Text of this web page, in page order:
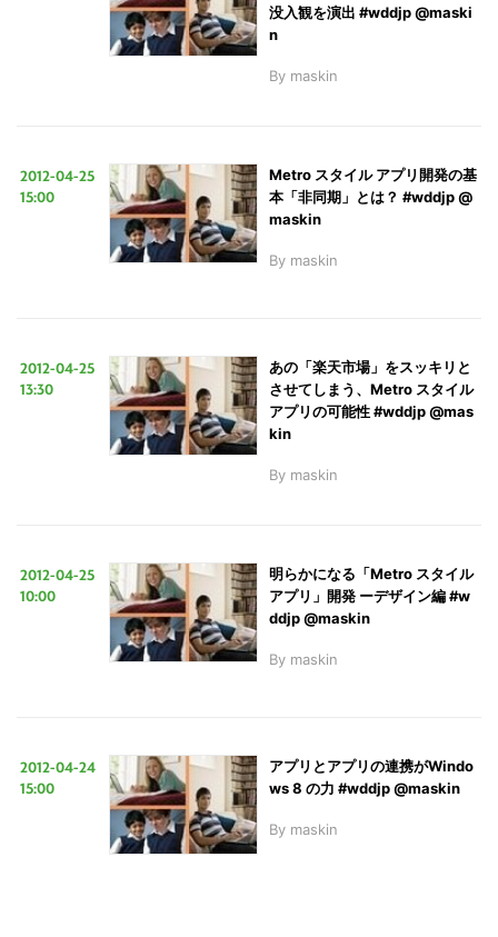
没入観を演出 #wddjp @maski
n
By maskin
2012-04-25
15:00
Metro スタイル アプリ開発の基
本「非同期」とは？ #wddjp @
maskin
By maskin
2012-04-25
13:30
あの「楽天市場」をスッキリと
させてしまう、Metro スタイル
アプリの可能性 #wddjp @mas
kin
By maskin
2012-04-25
10:00
明らかになる「Metro スタイル
アプリ」開発 ーデザイン編 #w
ddjp @maskin
By maskin
2012-04-24
15:00
アプリとアプリの連携がWindo
ws 8 の力 #wddjp @maskin
By maskin